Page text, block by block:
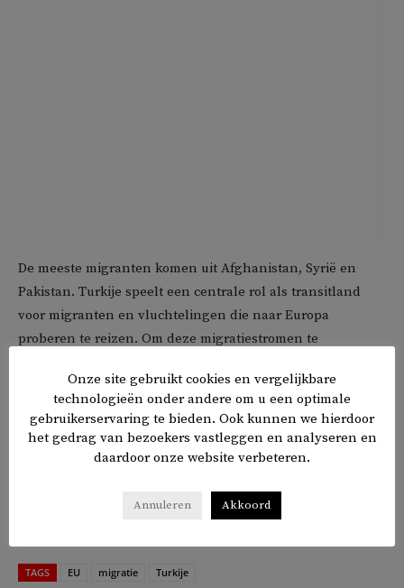
De meeste migranten komen uit Afghanistan, Syrië en
Pakistan. Turkije speelt een centrale rol als transitland
voor migranten en vluchtelingen die naar Europa
proberen te reizen. Om deze migratiestromen te
waarin Turkije, evenals landen zoals Marokko, optreedt als
poortwachter in ruil voor financiële compensatie.
Ondanks strengere maatregelen tegen migratie, proberen
bereiken, met tragische gevolgen: velen verdrinken
TAGS EU migratie Turkije
Onze site gebruikt cookies en vergelijkbare
technologieën onder andere om u een optimale
gebruikerservaring te bieden. Ook kunnen we hierdoor
het gedrag van bezoekers vastleggen en analyseren en
daardoor onze website verbeteren.
Annuleren Akkoord